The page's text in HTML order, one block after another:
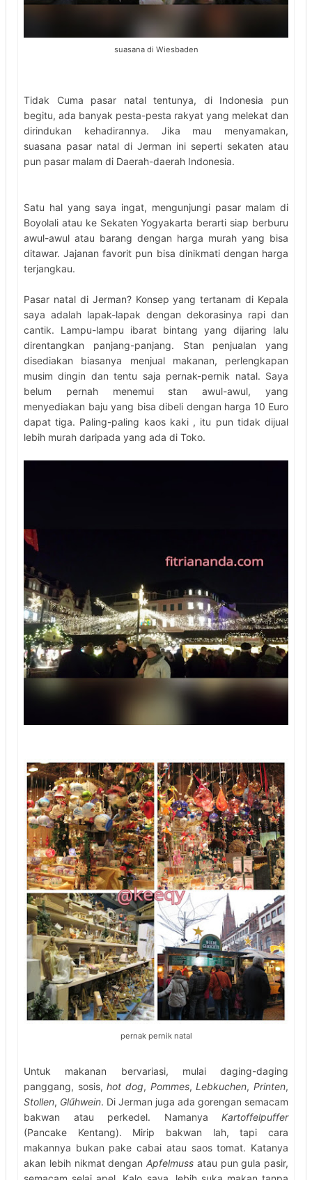
suasana di Wiesbaden
Tidak Cuma pasar natal tentunya, di Indonesia pun
begitu, ada banyak pesta-pesta rakyat yang melekat dan
dirindukan kehadirannya. Jika mau menyamakan,
suasana pasar natal di Jerman ini seperti sekaten atau
pun pasar malam di Daerah-daerah Indonesia.
Satu hal yang saya ingat, mengunjungi pasar malam di
Boyolali atau ke Sekaten Yogyakarta berarti siap berburu
awul-awul atau barang dengan harga murah yang bisa
ditawar. Jajanan favorit pun bisa dinikmati dengan harga
terjangkau.
Pasar natal di Jerman? Konsep yang tertanam di Kepala
saya adalah lapak-lapak dengan dekorasinya rapi dan
cantik. Lampu-lampu ibarat bintang yang dijaring lalu
direntangkan panjang-panjang. Stan penjualan yang
disediakan biasanya menjual makanan, perlengkapan
musim dingin dan tentu saja pernak-pernik natal. Saya
belum pernah menemui stan awul-awul, yang
menyediakan baju yang bisa dibeli dengan harga 10 Euro
dapat tiga. Paling-paling kaos kaki , itu pun tidak dijual
lebih murah daripada yang ada di Toko.
pernak pernik natal
Untuk makanan bervariasi, mulai daging-daging
panggang, sosis,hot dog, Pommes,Lebkuchen,Printen,
Stollen, Glűhwein. Di Jerman juga ada gorengan semacam
bakwan atau perkedel. Namanya Kartoffelpuffer
(Pancake Kentang). Mirip bakwan lah, tapi cara
makannya bukan pake cabai atau saos tomat. Katanya
akan lebih nikmat dengan Apfelmuss atau pun gula pasir,